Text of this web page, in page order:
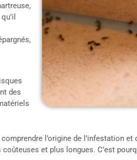
des
l’origine de l’infestation et
et plus longues. C’est